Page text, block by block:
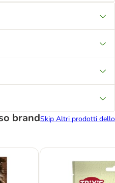
brandSkip Altri prodotti dello